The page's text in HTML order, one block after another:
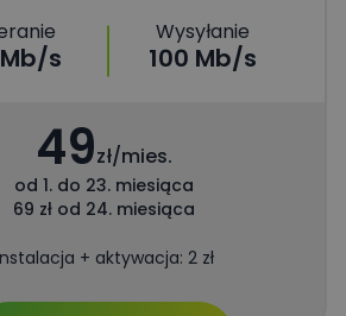
s
Wysyłanie
100 Mb/s
49zł/mies.
od 1. do 23. miesiąca
69 zł od 24. miesiąca
+ aktywacja: 2 zł